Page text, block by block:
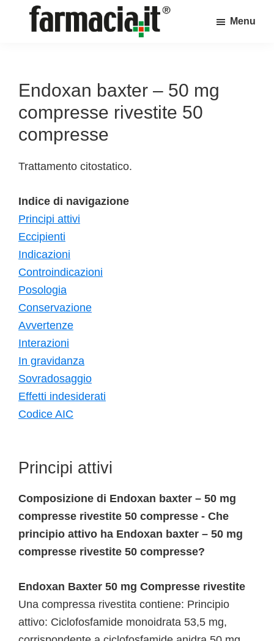
sul
mondo
della
farmacia
Menu
Endoxan baxter – 50 mg
compresse rivestite 50
compresse
Trattamento citostatico.
Indice di navigazione
Principi attivi
Eccipienti
Indicazioni
Controindicazioni
Posologia
Conservazione
Avvertenze
Interazioni
In gravidanza
Sovradosaggio
Effetti indesiderati
Codice AIC
Principi attivi
Composizione di Endoxan baxter – 50 mg
compresse rivestite 50 compresse - Che
principio attivo ha Endoxan baxter – 50 mg
compresse rivestite 50 compresse?
Endoxan Baxter 50 mg Compresse rivestite
Una compressa rivestita contiene: Principio
attivo: Ciclofosfamide monoidrata 53,5 mg,